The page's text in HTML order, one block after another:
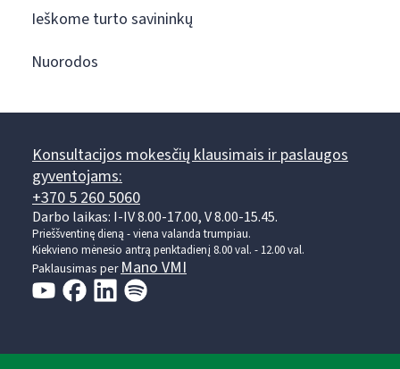
Ieškome turto savininkų
Nuorodos
Konsultacijos mokesčių klausimais ir paslaugos
gyventojams:
+370 5 260 5060
Darbo laikas: I-IV 8.00-17.00, V 8.00-15.45.
Prieššventinę dieną - viena valanda trumpiau.
Kiekvieno mėnesio antrą penktadienį 8.00 val. - 12.00 val.
Paklausimas perMano VMI